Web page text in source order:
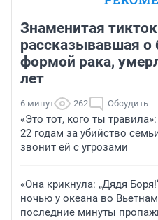
Знаменитая
рассказывавшая о
формой рака,
лет
6 минут 262 Обсудить
«Это тот, кого ты
22 годам за убийство
звонит ей с угрозами
«Она крикнула: „Дядя
ночью у океана во
последние минуты